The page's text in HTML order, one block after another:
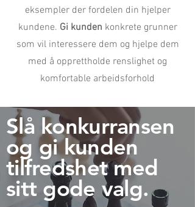
eksempler der fordelen din hjelper
kundene. Gi kunden konkrete grunner
som vil interessere dem og hjelpe dem
med å opprettholde renslighet og
komfortable arbeidsforhold
Slå konkurransen
og gi kunden
tilfredshet med
sitt gode valg.